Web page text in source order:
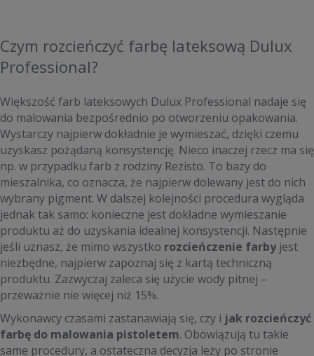
Czym rozcieńczyć farbę lateksową Dulux
Professional?
Większość farb lateksowych Dulux Professional nadaje się
do malowania bezpośrednio po otworzeniu opakowania.
Wystarczy najpierw dokładnie je wymieszać, dzięki czemu
uzyskasz pożądaną konsystencję. Nieco inaczej rzecz ma się
np. w przypadku farb z rodziny Rezisto. To bazy do
mieszalnika, co oznacza, że najpierw dolewany jest do nich
wybrany pigment. W dalszej kolejności procedura wygląda
jednak tak samo: konieczne jest dokładne wymieszanie
produktu aż do uzyskania idealnej konsystencji. Następnie
jeśli uznasz, że mimo wszystko rozcieńczenie farbyjest
niezbędne, najpierw zapoznaj się z kartą techniczną
produktu. Zazwyczaj zaleca się użycie wody pitnej –
przeważnie nie więcej niż 15%.
Wykonawcy czasami zastanawiają się, czy i jak rozcieńczyć
farbę do malowania pistoletem. Obowiązują tu takie
same procedury, a ostateczna decyzja leży po stronie